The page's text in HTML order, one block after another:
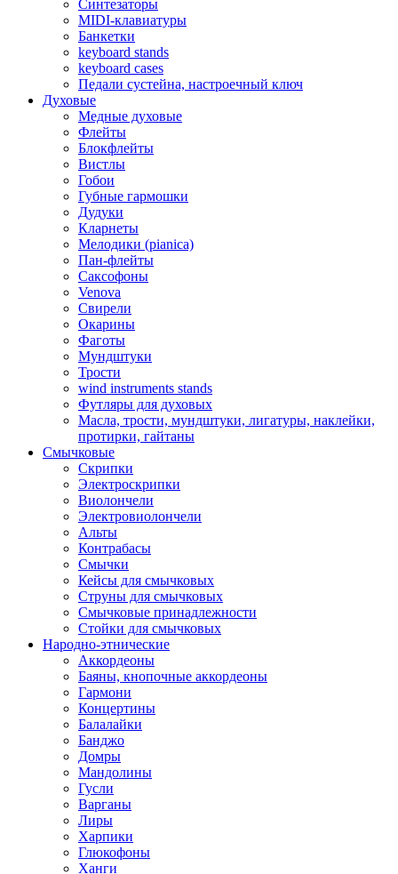
Синтезаторы
MIDI-клавиатуры
Банкетки
keyboard stands
keyboard cases
Педали сустейна, настроечный ключ
Духовые
Медные духовые
Флейты
Блокфлейты
Вистлы
Гобои
Губные гармошки
Дудуки
Кларнеты
Мелодики (pianica)
Пан-флейты
Саксофоны
Venova
Свирели
Окарины
Фаготы
Мундштуки
Трости
wind instruments stands
Футляры для духовых
Масла, трости, мундштуки, лигатуры, наклейки,
протирки, гайтаны
Смычковые
Скрипки
Электроскрипки
Виолончели
Электровиолончели
Альты
Контрабасы
Смычки
Кейсы для смычковых
Струны для смычковых
Смычковые принадлежности
Стойки для смычковых
Народно-этнические
Аккордеоны
Баяны, кнопочные аккордеоны
Гармони
Концертины
Балалайки
Банджо
Домры
Мандолины
Гусли
Варганы
Лиры
Харпики
Глюкофоны
Ханги